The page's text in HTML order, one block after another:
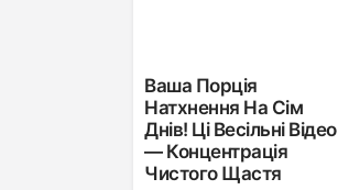
Ваша Порція
Натхнення На Сім
Днів! Ці Весільні Відео
— Концентрація
Чистого Щастя